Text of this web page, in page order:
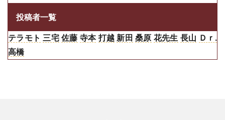
投稿者一覧
テラモト 三宅 佐藤 寺本 打越 新田 桑原 花先生 長山 Ｄｒ.
高橋